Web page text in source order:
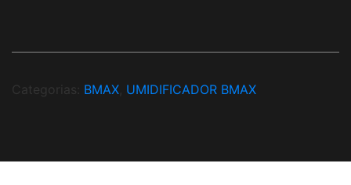
Categorias: BMAX UMIDIFICADOR BMAX